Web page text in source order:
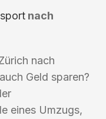
nach
nach
Geld sparen?
eines Umzugs,